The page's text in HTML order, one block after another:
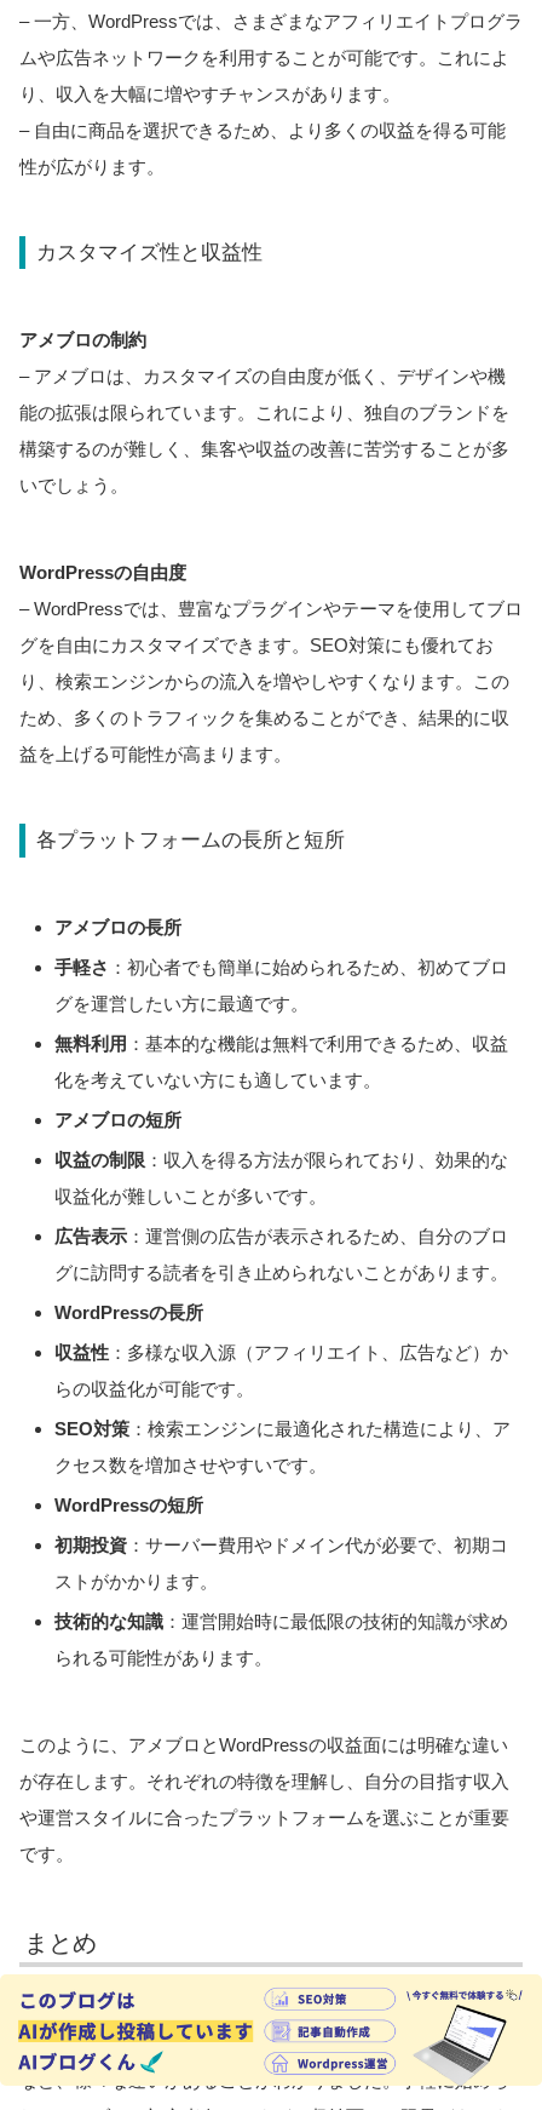
– 一方、WordPressでは、さまざまなアフィリエイトプログラ
ムや広告ネットワークを利用することが可能です。これによ
り、収入を大幅に増やすチャンスがあります。
– 自由に商品を選択できるため、より多くの収益を得る可能
性が広がります。
カスタマイズ性と収益性
アメブロの制約
– アメブロは、カスタマイズの自由度が低く、デザインや機
能の拡張は限られています。これにより、独自のブランドを
構築するのが難しく、集客や収益の改善に苦労することが多
いでしょう。
WordPressの自由度
– WordPressでは、豊富なプラグインやテーマを使用してブロ
グを自由にカスタマイズできます。SEO対策にも優れてお
り、検索エンジンからの流入を増やしやすくなります。この
ため、多くのトラフィックを集めることができ、結果的に収
益を上げる可能性が高まります。
各プラットフォームの長所と短所
アメブロの長所
手軽さ ：初心者でも簡単に始められるため、初めてブロ
グを運営したい方に最適です。
無料利用 ：基本的な機能は無料で利用できるため、収益
化を考えていない方にも適しています。
アメブロの短所
収益の制限 ：収入を得る方法が限られており、効果的な
収益化が難しいことが多いです。
広告表示 ：運営側の広告が表示されるため、自分のブロ
グに訪問する読者を引き止められないことがあります。
WordPressの長所
収益性 ：多様な収入源（アフィリエイト、広告など）か
らの収益化が可能です。
SEO対策 ：検索エンジンに最適化された構造により、ア
クセス数を増加させやすいです。
WordPressの短所
初期投資 ：サーバー費用やドメイン代が必要で、初期コ
ストがかかります。
技術的な知識 ：運営開始時に最低限の技術的知識が求め
られる可能性があります。
このように、アメブロとWordPressの収益面には明確な違い
が存在します。それぞれの特徴を理解し、自分の目指す収入
や運営スタイルに合ったプラットフォームを選ぶことが重要
です。
まとめ
アメブロとWordPressには、収益化の手段やカスタマイズ性
など、様々な違いがあることがわかりました。手軽に始めら